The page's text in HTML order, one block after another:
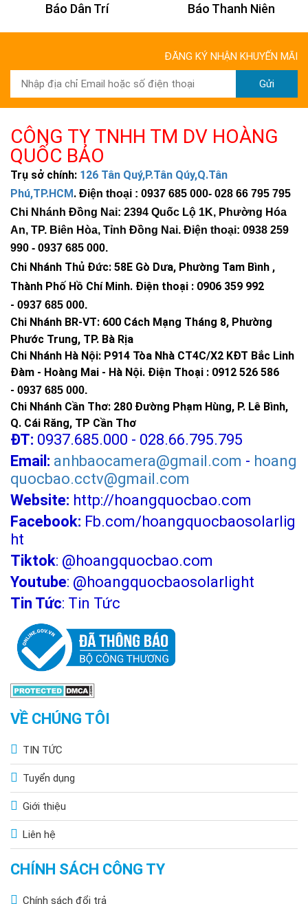
Báo Thanh Niên Báo Kinh Tế Châu Á
ĐĂNG KÝ NHẬN KHUYẾN MÃI
Gửi
CÔNG TY TNHH TM DV HOÀNG
QUỐC BẢO
Trụ sở chính: 126 Tân Quý,P.Tân Qúy,Q.Tân
Phú,TP.HCM. Điện thoại : 0937 685 000- 028 66 795 795
Chi Nhánh Đồng Nai: 2394 Quốc Lộ 1K, Phường Hóa
An, TP. Biên Hòa, Tỉnh Đồng Nai. Điện thoại: 0938 259
990 - 0937 685 000.
Chi Nhánh Thủ Đức: 58E Gò Dưa, Phường Tam Bình ,
Thành Phố Hồ Chí Minh. Điện thoại : 0906 359 992
- 0937 685 000.
Chi Nhánh BR-VT: 600 Cách Mạng Tháng 8, Phường
Phước Trung, TP. Bà Rịa
Chi Nhánh Hà Nội: P914 Tòa Nhà CT4C/X2 KĐT Bắc Linh
Đàm - Hoàng Mai - Hà Nội. Điện Thoại : 0912 526 586
- 0937 685 000.
Chi Nhánh Cần Thơ: 280 Đường Phạm Hùng, P. Lê Bình,
Q. Cái Răng, TP Cần Thơ
ĐT: 0937.685.000 - 028.66.795.795
Email: anhbaocamera@gmail.com - hoang
quocbao.cctv@gmail.com
Website: http://hoangquocbao.com
Facebook: Fb.com/hoangquocbaosolarlig
ht
Tiktok: @hoangquocbao.com
Youtube: @hoangquocbaosolarlight
Tin Tức: Tin Tức
VỀ CHÚNG TÔI
TIN TỨC
Tuyển dụng
Giới thiệu
Liên hệ
CHÍNH SÁCH CÔNG TY
Chính sách đổi trả